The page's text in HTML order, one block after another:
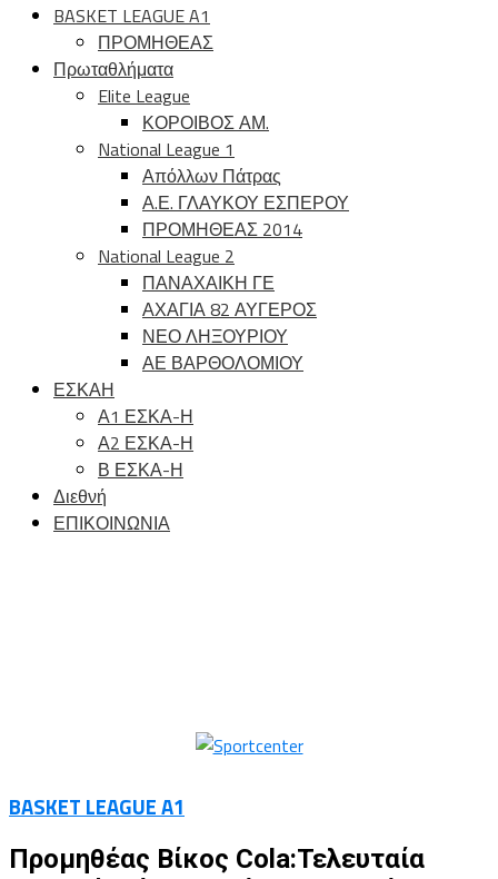
BASKET LEAGUE A1
ΠΡΟΜΗΘΕΑΣ
Πρωταθλήματα
Elite League
ΚΟΡΟΙΒΟΣ ΑΜ.
National League 1
Απόλλων Πάτρας
Α.Ε. ΓΛΑΥΚΟΥ ΕΣΠΕΡΟΥ
ΠΡΟΜΗΘΕΑΣ 2014
National League 2
ΠΑΝΑΧΑΙΚΗ ΓΕ
ΑΧΑΓΙΑ 82 ΑΥΓΕΡΟΣ
ΝΕΟ ΛΗΞΟΥΡΙΟΥ
ΑΕ ΒΑΡΘΟΛΟΜΙΟΥ
ΕΣΚΑΗ
Α1 ΕΣΚΑ-Η
Α2 ΕΣΚΑ-Η
Β ΕΣΚΑ-Η
Διεθνή
ΕΠΙΚΟΙΝΩΝΙΑ
BASKET LEAGUE A1
Προμηθέας Βίκος Cola:Τελευταία